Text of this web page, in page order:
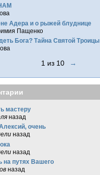
Адера и о рыжей блуднице
Пащенко
Бога? Тайна Святой Троицы
1 из 10 →
мастеру
назад
очень
назад
назад
на путях Вашего
назад